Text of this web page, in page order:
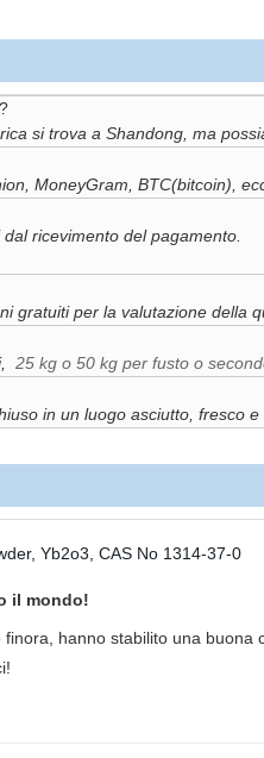
si trova a Shandong, ma
MoneyGram, BTC(bitcoin),
ricevimento del pagamento.
gratuiti per la valutazione della
25 kg o 50 kg per fusto o
in un luogo asciutto, fresco
il mondo!
hanno stabilito una